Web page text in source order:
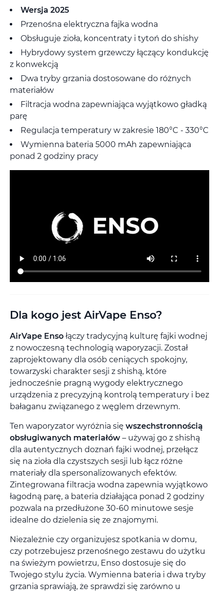
Wersja 2025
Przenośna elektryczna fajka wodna
Obsługuje zioła, koncentraty i tytoń do shishy
Hybrydowy system grzewczy łączący kondukcję
z konwekcją
Dwa tryby grzania dostosowane do różnych
materiałów
Filtracja wodna zapewniająca wyjątkowo gładką
parę
Regulacja temperatury w zakresie 180°C - 330°C
Wymienna bateria 5000 mAh zapewniająca
ponad 2 godziny pracy
Dla kogo jest AirVape Enso?
AirVape Enso łączy tradycyjną kulturę fajki wodnej
z nowoczesną technologią waporyzacji. Został
zaprojektowany dla osób ceniących spokojny,
towarzyski charakter sesji z shishą, które
jednocześnie pragną wygody elektrycznego
urządzenia z precyzyjną kontrolą temperatury i bez
bałaganu związanego z węglem drzewnym.
Ten waporyzator wyróżnia się wszechstronnością
obsługiwanych materiałów – używaj go z shishą
dla autentycznych doznań fajki wodnej, przełącz
się na zioła dla czystszych sesji lub łącz różne
materiały dla spersonalizowanych efektów.
Zintegrowana filtracja wodna zapewnia wyjątkowo
łagodną parę, a bateria działająca ponad 2 godziny
pozwala na przedłużone 30-60 minutowe sesje
idealne do dzielenia się ze znajomymi.
Niezależnie czy organizujesz spotkania w domu,
czy potrzebujesz przenośnego zestawu do użytku
na świeżym powietrzu, Enso dostosuje się do
Twojego stylu życia. Wymienna bateria i dwa tryby
grzania sprawiają, że sprawdzi się zarówno u